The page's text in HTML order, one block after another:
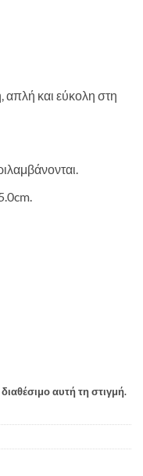
και εύκολη στη
αυτή τη στιγμή.